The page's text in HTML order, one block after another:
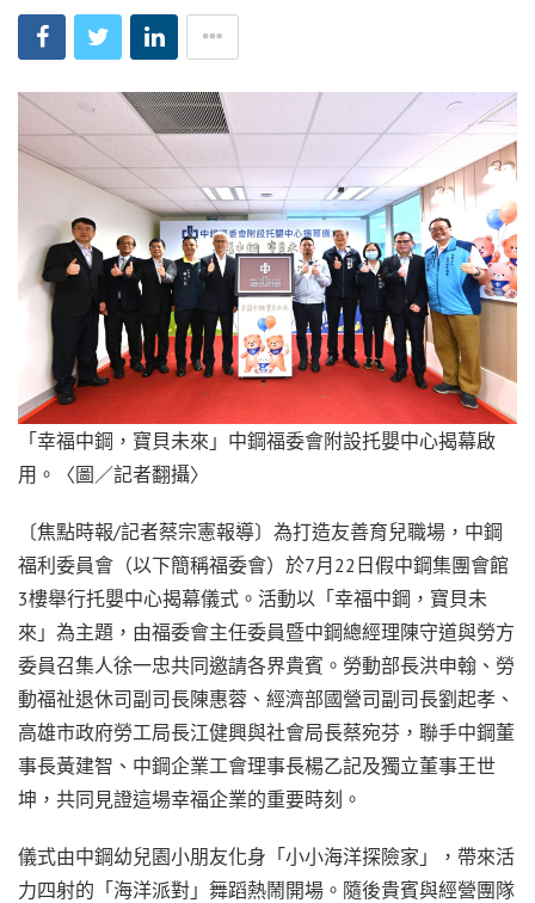
「幸福中鋼，寶貝未來」中鋼福委會附設托嬰中心揭幕啟
用。〈圖／記者翻攝〉
〔焦點時報/記者蔡宗憲報導〕為打造友善育兒職場，中鋼
福利委員會（以下簡稱福委會）於7月22日假中鋼集團會館
3樓舉行托嬰中心揭幕儀式。活動以「幸福中鋼，寶貝未
來」為主題，由福委會主任委員暨中鋼總經理陳守道與勞方
委員召集人徐一忠共同邀請各界貴賓。勞動部長洪申翰、勞
動福祉退休司副司長陳惠蓉、經濟部國營司副司長劉起孝、
高雄市政府勞工局長江健興與社會局長蔡宛芬，聯手中鋼董
事長黃建智、中鋼企業工會理事長楊乙記及獨立董事王世
坤，共同見證這場幸福企業的重要時刻。
儀式由中鋼幼兒園小朋友化身「小小海洋探險家」，帶來活
力四射的「海洋派對」舞蹈熱鬧開場。隨後貴賓與經營團隊